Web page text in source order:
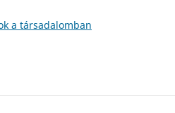
a társadalomban